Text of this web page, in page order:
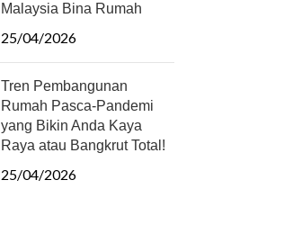
Malaysia Bina Rumah
25/04/2026
Tren Pembangunan
Rumah Pasca-Pandemi
yang Bikin Anda Kaya
Raya atau Bangkrut Total!
25/04/2026